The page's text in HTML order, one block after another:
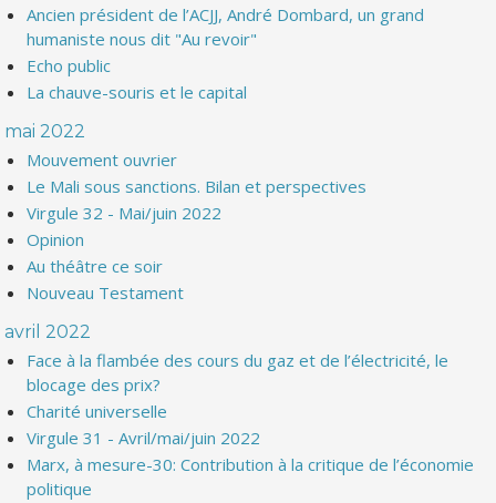
Ancien président de l’ACJJ, André Dombard, un grand
humaniste nous dit "Au revoir"
Echo public
La chauve-souris et le capital
mai 2022
Mouvement ouvrier
Le Mali sous sanctions. Bilan et perspectives
Virgule 32 - Mai/juin 2022
Opinion
Au théâtre ce soir
Nouveau Testament
avril 2022
Face à la flambée des cours du gaz et de l’électricité, le
blocage des prix?
Charité universelle
Virgule 31 - Avril/mai/juin 2022
Marx, à mesure-30: Contribution à la critique de l’économie
politique